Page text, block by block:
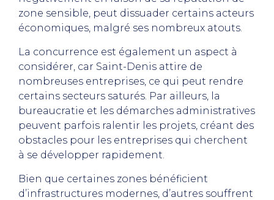
zone sensible, peut dissuader certains acteurs
économiques, malgré ses nombreux atouts.
La concurrence est également un aspect à
considérer, car Saint-Denis attire de
nombreuses entreprises, ce qui peut rendre
certains secteurs saturés. Par ailleurs, la
bureaucratie et les démarches administratives
peuvent parfois ralentir les projets, créant des
obstacles pour les entreprises qui cherchent
à se développer rapidement.
Bien que certaines zones bénéficient
d’infrastructures modernes, d’autres souffrent